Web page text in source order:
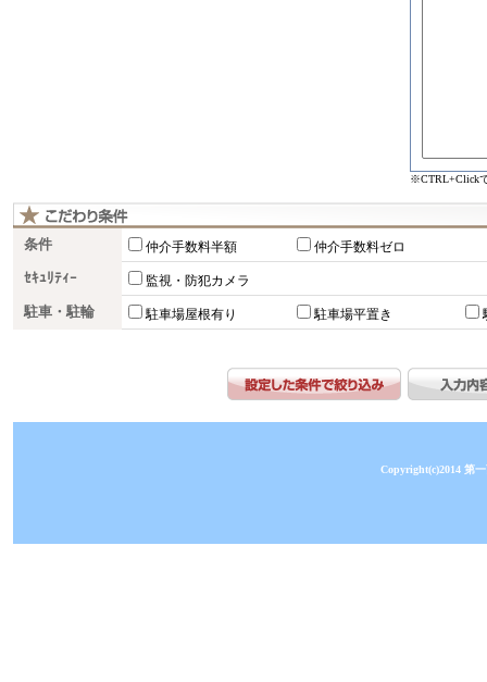
※CTRL+Click
条件 仲介手数料半額 仲介手数料ゼロ
ｾｷｭﾘﾃｨｰ 監視・防犯カメラ
駐車・駐輪 駐車場屋根有り 駐車場平置き
Copyright(c)2014 第